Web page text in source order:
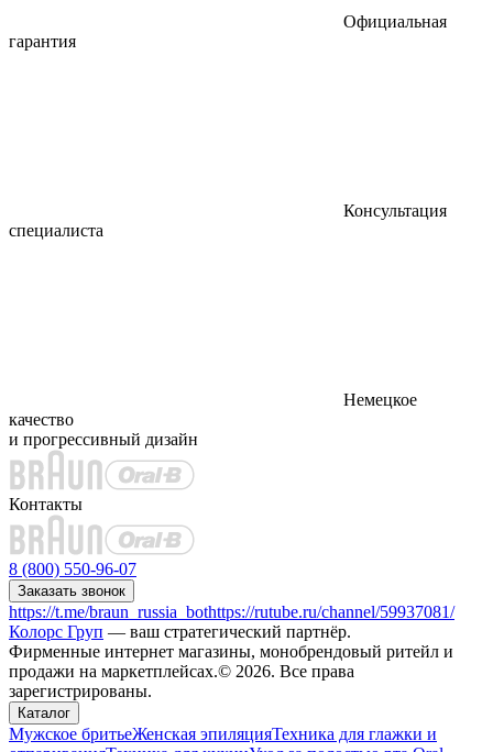
Официальная
гарантия
Консультация
специалиста
Немецкое
качество
и прогрессивный дизайн
Контакты
8 (800) 550-96-07
Заказать звонок
https://t.me/braun_russia_bothttps://rutube.ru/channel/59937081/
Колорс Груп — ваш стратегический партнёр.
Фирменные интернет магазины, монобрендовый ритейл и
продажи на маркетплейсах.© 2026. Все права
зарегистрированы.
Каталог
Мужское бритьеЖенская эпиляцияТехника для глажки и